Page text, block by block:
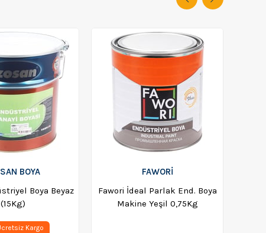
BOYA
Boya Beyaz
(15Kg)
Kargo
FAWORİ
Fawori İdeal Parlak End. Boya
Makine Yeşil 0,75Kg